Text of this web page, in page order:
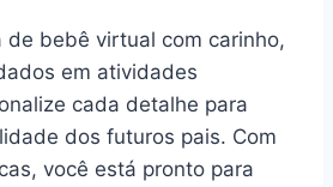
de bebê virtual com carinho,
em atividades
cada detalhe para
dos futuros pais. Com
você está pronto para